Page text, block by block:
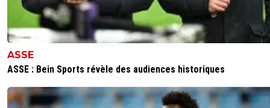
ASSE
ASSE : Bein Sports révèle des audiences historiques